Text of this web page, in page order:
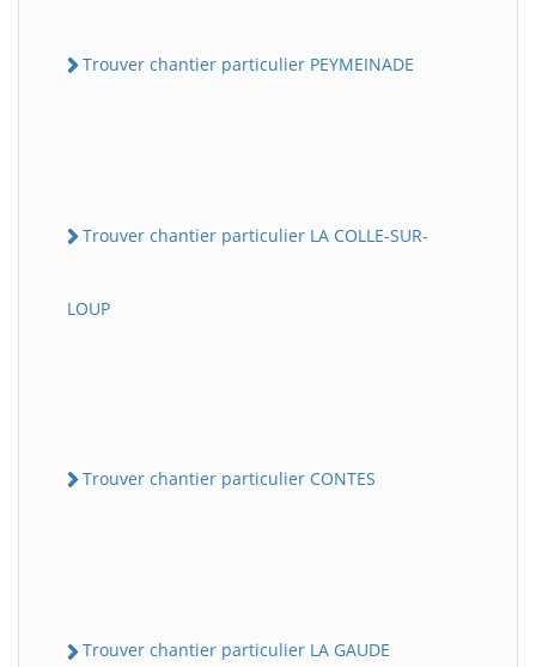
Trouver chantier particulier PEYMEINADE
Trouver chantier particulier LA COLLE-SUR-
LOUP
Trouver chantier particulier CONTES
Trouver chantier particulier LA GAUDE